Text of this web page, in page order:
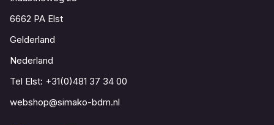
6662 PA Elst
Gelderland
Nederland
Tel Elst: +31(0)481 37 34 00
webshop@simako-bdm.nl